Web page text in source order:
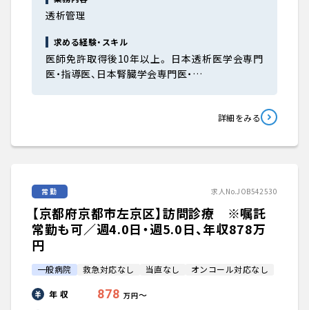
透析管理
求める経験・スキル
医師免許取得後10年以上。 日本透析医学会専門
医・指導医、日本腎臓学会専門医・…
詳細をみる
常勤 求人No.JOB542530
【京都府京都市左京区】訪問診療 ※嘱託
常勤も可／週4.0日・週5.0日、年収878万
円
一般病院 救急対応なし 当直なし オンコール対応なし
年 収 878 万円〜